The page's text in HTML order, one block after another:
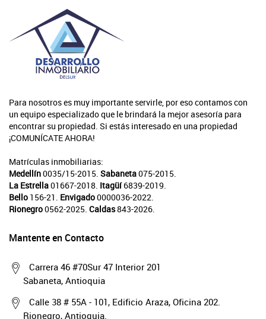
Para nosotros es muy importante servirle, por eso contamos con
un equipo especializado que le brindará la mejor asesoría para
encontrar su propiedad. Si estás interesado en una propiedad
¡COMUNÍCATE AHORA!
Matrículas inmobiliarias:
Medellín0035/15-2015. Sabaneta075-2015.
La Estrella01667-2018. Itagüí6839-2019.
Bello 156-21. Envigado0000036-2022.
Rionegro0562-2025. Caldas843-2026.
Mantente en Contacto
Carrera 46 #70Sur 47 Interior 201
Sabaneta, Antioquia
Calle 38 # 55A - 101, Edificio Araza, Oficina 202.
Rionegro, Antioquia.